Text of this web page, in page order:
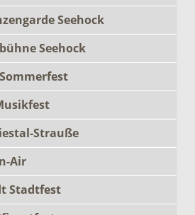
Seehock
Seehock
Strauße
Air
Stadtfest